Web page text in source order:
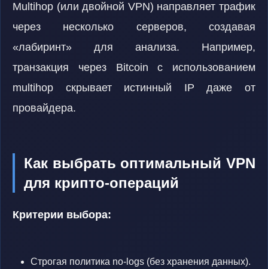
Multihop (или двойной VPN) направляет трафик
через несколько серверов, создавая
«лабиринт» для анализа. Например,
транзакция через Bitcoin с использованием
multihop скрывает истинный IP даже от
провайдера.
Как выбрать оптимальный VPN
для крипто-операций
Критерии выбора:
Строгая политика no-logs (без хранения данных).